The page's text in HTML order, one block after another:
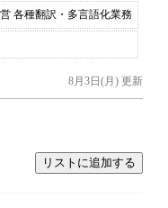
各種翻訳・多言語化業務
8月3日(月) 更新
リストに追加する